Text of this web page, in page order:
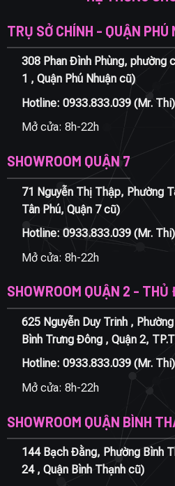
TRỤ SỞ CHÍNH - QUẬN PHÚ
308 Phan Đình Phùng, phường
1 , Quận Phú Nhuận cũ)
Hotline: 0933.833.039(Mr. Thi)
Mở cửa: 8h-22h
SHOWROOM QUẬN 7
71 Nguyễn Thị Thập, Phường
Tân Phú, Quận 7 cũ)
Hotline: 0933.833.039(Mr. Thi)
Mở cửa: 8h-22h
SHOWROOM QUẬN 2 - THỦ
625 Nguyễn Duy Trinh ,
Bình Trưng Đông , Quận 2,
Hotline: 0933.833.039(Mr. Thi)
Mở cửa: 8h-22h
SHOWROOM QUẬN BÌNH
144 Bạch Đằng, Phường Bình
24 , Quận Bình Thạnh cũ)